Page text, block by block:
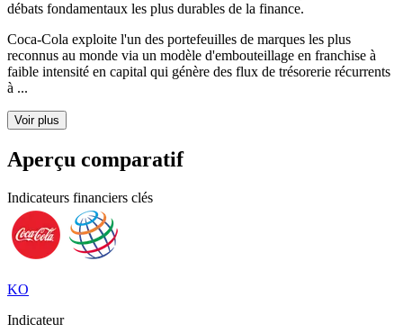
débats fondamentaux les plus durables de la finance.
Coca‑Cola exploite l'un des portefeuilles de marques les plus
reconnus au monde via un modèle d'embouteillage en franchise à
faible intensité en capital qui génère des flux de trésorerie récurrents
à ...
Voir plus
Aperçu comparatif
Indicateurs financiers clés
KO
Indicateur